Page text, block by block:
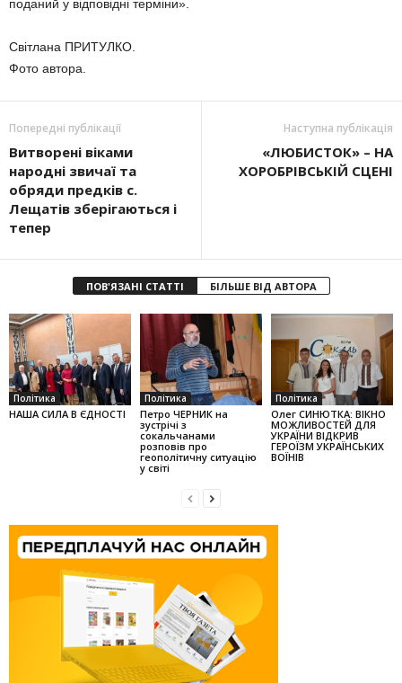
поданий у відповідні терміни».
Світлана ПРИТУЛКО.
Фото автора.
Попередні публікації
Витворені віками
народні звичаї та
обряди предків с.
Лещатів зберігаються і
тепер
Наступна публікація
«ЛЮБИСТОК» – НА
ХОРОБРІВСЬКІЙ СЦЕНІ
ПОВ'ЯЗАНІ СТАТТІ БІЛЬШЕ ВІД АВТОРА
Політика
НАША СИЛА В ЄДНОСТІ
Політика
Петро ЧЕРНИК на
зустрічі з
сокальчанами
розповів про
геополітичну ситуацію
у світі
Політика
Олег СИНЮТКА: ВІКНО
МОЖЛИВОСТЕЙ ДЛЯ
УКРАЇНИ ВІДКРИВ
ГЕРОЇЗМ УКРАЇНСЬКИХ
ВОЇНІВ